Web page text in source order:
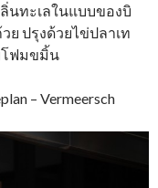
นทะเลในแบบของบิ
ย ปรุงด้วยไข่ปลาเท
โฟมขมิ้น
– Vermeersch